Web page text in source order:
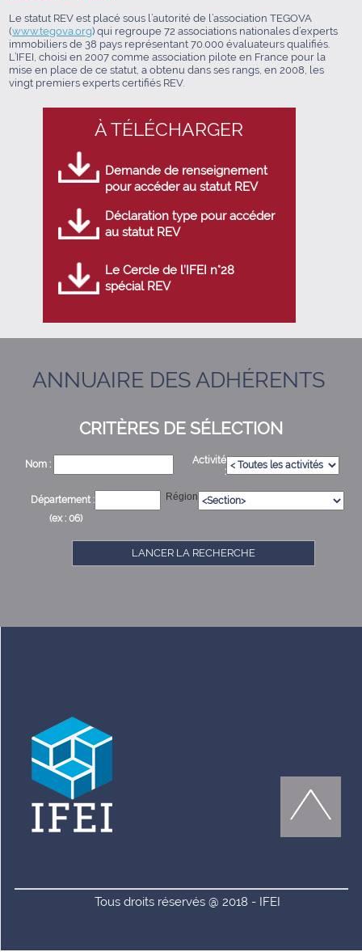
Le statut REV est placé sous l’autorité de l’association TEGOVA
(www.tegova.org) qui regroupe 72 associations nationales d’experts
immobiliers de 38 pays représentant 70.000 évaluateurs qualifiés
L’IFEI, choisi en 2007 comme association pilote en France pour la
mise en place de ce statut, a obtenu dans ses rangs, en 2008, les
vingt premiers experts certifiés REV.
À TÉLÉCHARGER
Demande de renseignement
pour accéder au statut REV
Déclaration type pour accéder
au statut REV
Le Cercle de l’IFEI n°28
spécial REV
ANNUAIRE DES ADHÉRENTS
CRITÈRES DE SÉLECTION
Nom :
Activité
:
Département :
(ex : 06)
Région
LANCER LA RECHERCHE
Tous droits réservés @ 2018 - IFEI